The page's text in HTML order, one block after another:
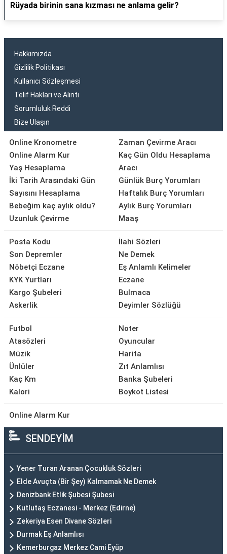
Rüyada birinin sana kızması ne anlama gelir?
Hakkımızda
Gizlilik Politikası
Kullanıcı Sözleşmesi
Telif Hakları ve Alıntı
Sorumluluk Reddi
Bize Ulaşın
Online Kronometre
Online Alarm Kur
Yaş Hesaplama
İki Tarih Arasındaki Gün
Sayısını Hesaplama
Bebeğim kaç aylık oldu?
Uzunluk Çevirme
Zaman Çevirme Aracı
Kaç Gün Oldu Hesaplama
Aracı
Günlük Burç Yorumları
Haftalık Burç Yorumları
Aylık Burç Yorumları
Maaş
Posta Kodu
Son Depremler
Nöbetçi Eczane
KYK Yurtları
Kargo Şubeleri
Askerlik
İlahi Sözleri
Ne Demek
Eş Anlamlı Kelimeler
Eczane
Bulmaca
Deyimler Sözlüğü
Futbol
Atasözleri
Müzik
Ünlüler
Kaç Km
Kalori
Noter
Oyuncular
Harita
Zıt Anlamlısı
Banka Şubeleri
Boykot Listesi
Online Alarm Kur
SENDEYİM
Yener Turan Aranan Çocukluk Sözleri
Elde Avuçta (Bir Şey) Kalmamak Ne Demek
Denizbank Etlik Şubesi Şubesi
Kutlutaş Eczanesi - Merkez (Edirne)
Zekeriya Esen Divane Sözleri
Durmak Eş Anlamlısı
Kemerburgaz Merkez Cami Eyüp